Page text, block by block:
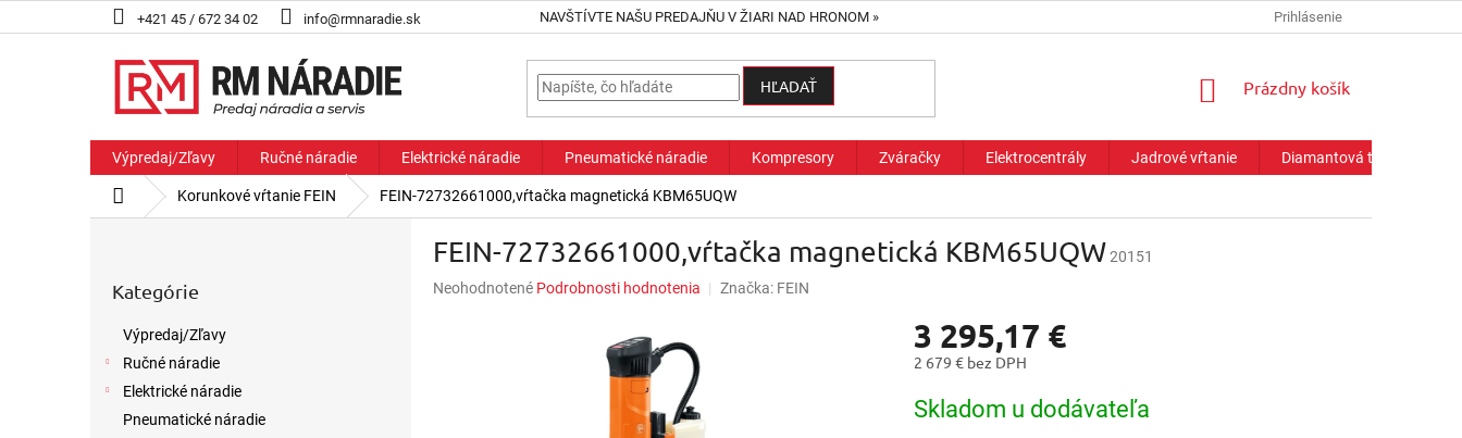
na
+421 45 / 672 34 02 info@rmnaradie.sk NAVŠTÍVTE NAŠU PREDAJŇU V ŽIARI NAD HRONOM » Prihlásenie
HĽADAŤ
NÁKUPNÝ
Prázdny košík
Výpredaj/Zľavy Ručné náradie Elektrické náradie Pneumatické náradie Kompresory Zváračky Elektrocentrály Jadrové vŕtanie Diamantová technika
DomovKorunkové vŕtanie FEIN FEIN-72732661000,vŕtačka magnetická KBM65UQW
kategórie
Kategórie
Výpredaj/Zľavy
Ručné náradie
Elektrické náradie
Pneumatické náradie
FEIN-72732661000,vŕtačka magnetická KBM65UQW20151
Priemerné
Neohodnotené Podrobnosti hodnotenia Značka: FEIN
3 295,17 €
2 679 € bez DPH
cena:
Skladom u dodávateľa